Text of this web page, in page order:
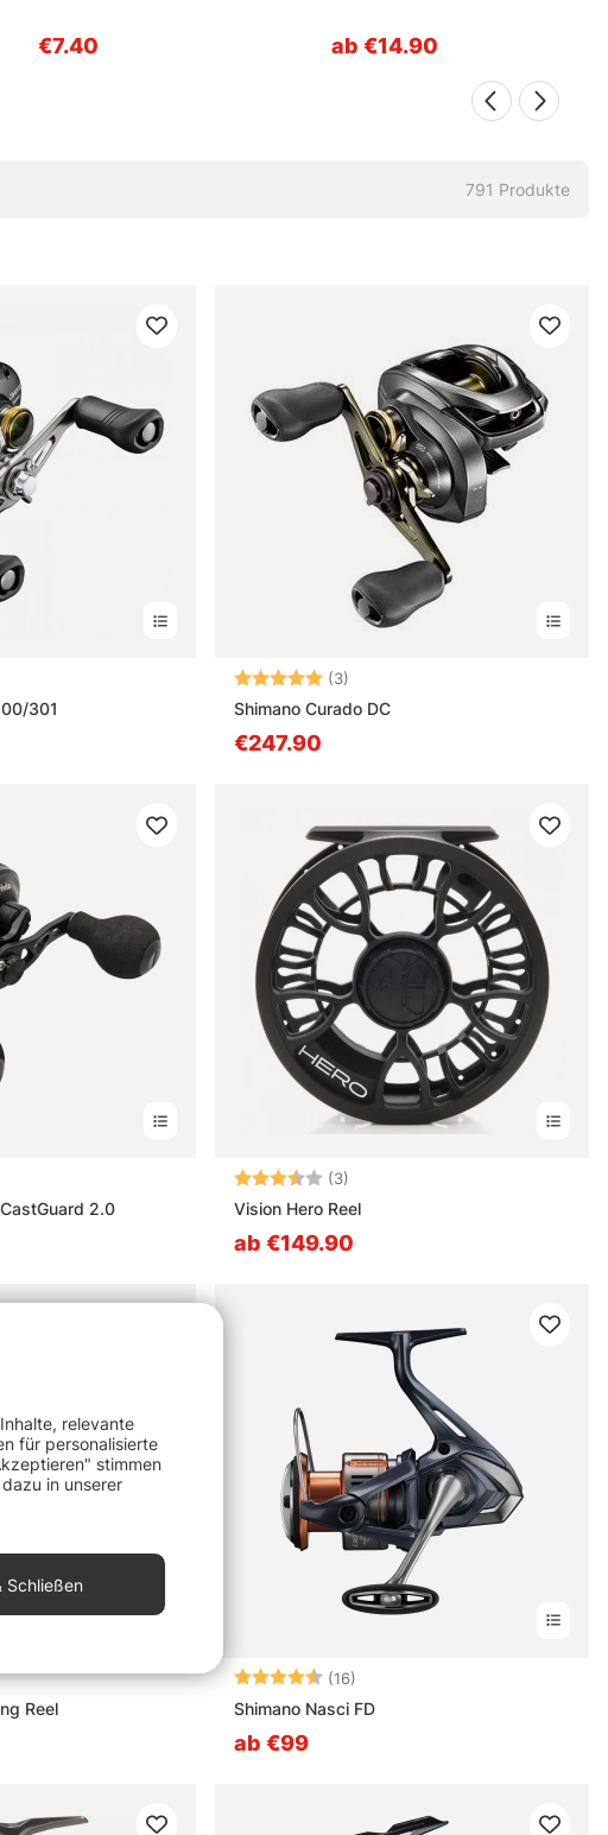
€7.40 ab €14.90
791 Produkte
301
Bewertung: (3)
Shimano Curado DC
€247.90
2.0
Bewertung: (3)
Vision Hero Reel
ab €149.90
5 Sternen
Reel
Bewertung: (16)
Shimano Nasci FD
ab €99
relevante
für personalisierte
stimmen
in unserer
Schließen